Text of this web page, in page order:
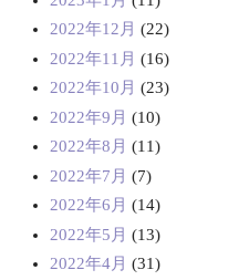
2022年12月 (22)
2022年11月 (16)
2022年10月 (23)
2022年9月 (10)
2022年8月 (11)
2022年7月 (7)
2022年6月 (14)
2022年5月 (13)
2022年4月 (31)